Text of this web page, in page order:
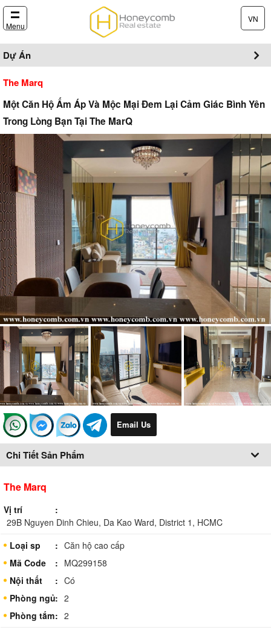
Menu
VN
Dự Án
The Marq
Một Căn Hộ Ấm Áp Và Mộc Mại Đem Lại Cảm Giác Bình Yên
Trong Lòng Bạn Tại The MarQ
Email Us
Chi Tiết Sản Phẩm
The Marq
Vị trí
29B Nguyen Dinh Chieu, Da Kao Ward, District 1, HCMC
Loại sp
Căn hộ cao cấp
Mã Code
MQ299158
Nội thất
Có
Phòng ngủ
2
Phòng tắm
2